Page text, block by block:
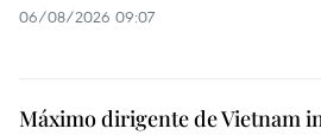
06/08/2026 09:07
Máximo dirigente de Vietnam